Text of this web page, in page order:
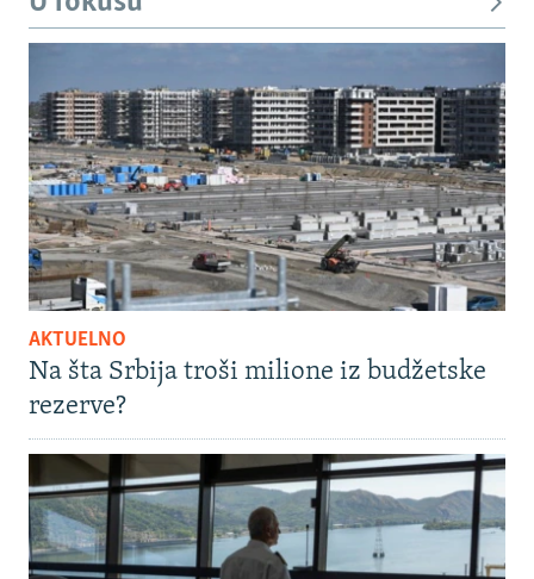
AKTUELNO
Na šta Srbija troši milione iz budžetske
rezerve?